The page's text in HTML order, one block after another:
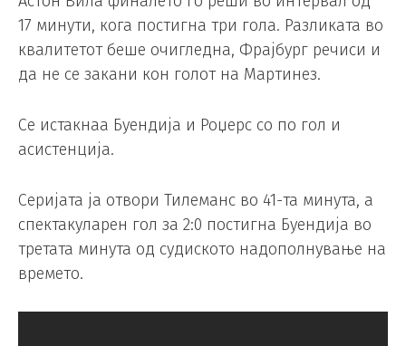
17 минути, кога постигна три гола. Разликата во
квалитетот беше очигледна, Фрајбург речиси и
да не се закани кон голот на Мартинез.
Се истакнаа Буендија и Роџерс со по гол и
асистенција.
Серијата ја отвори Тилеманс во 41-та минута, а
спектакуларен гол за 2:0 постигна Буендија во
третата минута од судиското надополнување на
времето.